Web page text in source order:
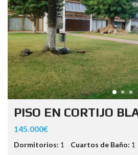
PISO EN CORTIJO
145.000€
Dormitorios: 1 Cuartos de Baño: 1